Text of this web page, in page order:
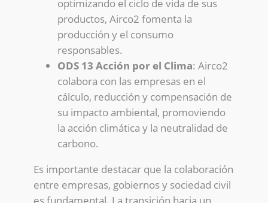
optimizando el ciclo de vida de sus
productos, Airco2 fomenta la
producción y el consumo
responsables.
ODS 13 Acción por el Clima: Airco2
colabora con las empresas en el
cálculo, reducción y compensación de
su impacto ambiental, promoviendo
la acción climática y la neutralidad de
carbono.
Es importante destacar que la colaboración
entre empresas, gobiernos y sociedad civil
es fundamental. La transición hacia un